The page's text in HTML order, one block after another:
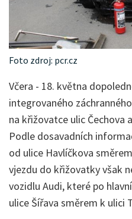
Foto zdroj: pcr.cz
Včera - 18. května
integrovaného
na křižovatce ulic Čechova
Podle dosavadních
od ulice Havlíčkova
vjezdu do křižovatky však
vozidlu Audi, které po
ulice Šířava směrem k ulici